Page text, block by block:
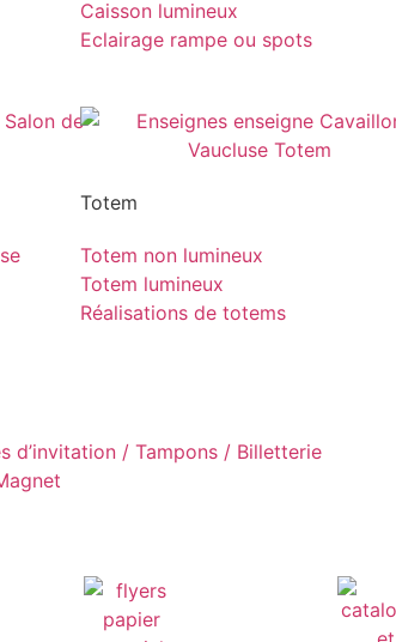
Caisson lumineux
Eclairage rampe ou spots
Totem
Totem non lumineux
Totem lumineux
Réalisations de totems
d’invitation / Tampons / Billetterie